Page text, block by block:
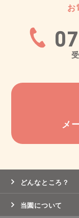
お
メ
どんなところ？
当園について